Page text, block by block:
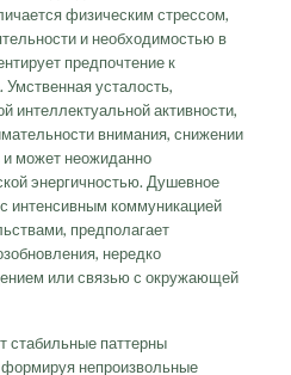
физическим стрессом,
и необходимостью в
предпочтение к
усталость,
интеллектуальной активности,
внимания, снижении
может неожиданно
энергичностью. Душевное
интенсивным коммуникацией
предполагает
нередко
или связью с окружающей
стабильные паттерны
формируя непроизвольные